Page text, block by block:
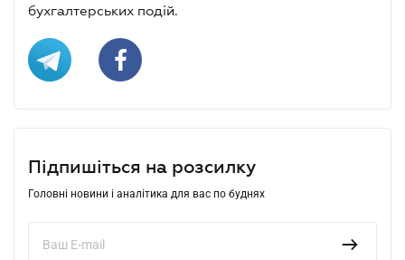
бухгалтерських подій.
Підпишіться на розсилку
Головні новини і аналітика для вас по буднях